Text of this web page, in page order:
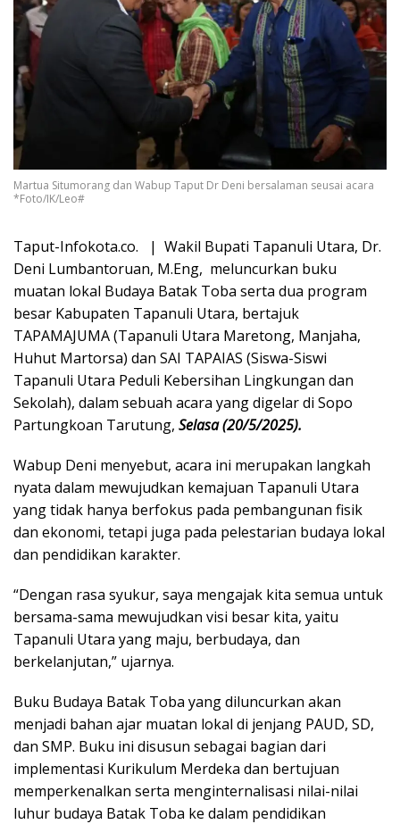
Martua Situmorang dan Wabup Taput Dr Deni bersalaman seusai acara
*Foto/IK/Leo#
Taput-Infokota.co. | Wakil Bupati Tapanuli Utara, Dr.
Deni Lumbantoruan, M.Eng, meluncurkan buku
muatan lokal Budaya Batak Toba serta dua program
besar Kabupaten Tapanuli Utara, bertajuk
TAPAMAJUMA (Tapanuli Utara Maretong, Manjaha,
Huhut Martorsa) dan SAI TAPAIAS (Siswa-Siswi
Tapanuli Utara Peduli Kebersihan Lingkungan dan
Sekolah), dalam sebuah acara yang digelar di Sopo
Partungkoan Tarutung, Selasa (20/5/2025).
Wabup Deni menyebut, acara ini merupakan langkah
nyata dalam mewujudkan kemajuan Tapanuli Utara
yang tidak hanya berfokus pada pembangunan fisik
dan ekonomi, tetapi juga pada pelestarian budaya lokal
dan pendidikan karakter.
“Dengan rasa syukur, saya mengajak kita semua untuk
bersama-sama mewujudkan visi besar kita, yaitu
Tapanuli Utara yang maju, berbudaya, dan
berkelanjutan,” ujarnya.
Buku Budaya Batak Toba yang diluncurkan akan
menjadi bahan ajar muatan lokal di jenjang PAUD, SD,
dan SMP. Buku ini disusun sebagai bagian dari
implementasi Kurikulum Merdeka dan bertujuan
memperkenalkan serta menginternalisasi nilai-nilai
luhur budaya Batak Toba ke dalam pendidikan